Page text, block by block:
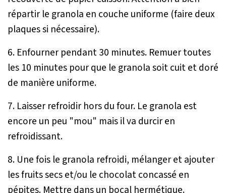
répartir le granola en couche uniforme (faire deux
plaques si nécessaire).
6. Enfourner pendant 30 minutes. Remuer toutes
les 10 minutes pour que le granola soit cuit et doré
de manière uniforme.
7. Laisser refroidir hors du four. Le granola est
encore un peu "mou" mais il va durcir en
refroidissant.
8. Une fois le granola refroidi, mélanger et ajouter
les fruits secs et/ou le chocolat concassé en
pépites. Mettre dans un bocal hermétique.